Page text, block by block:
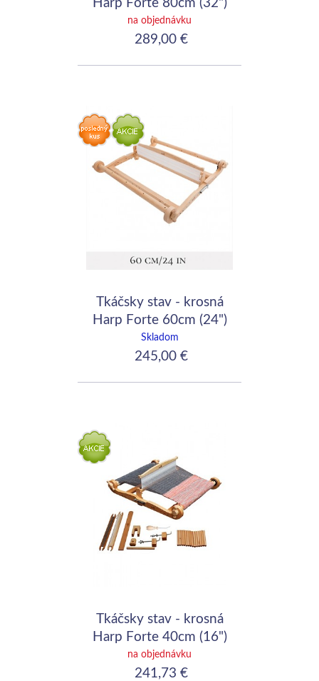
na objednávku
289,00 €
Tkáčsky stav - krosná
Harp Forte 60cm (24")
Skladom
245,00 €
Tkáčsky stav - krosná
Harp Forte 40cm (16")
na objednávku
241,73 €